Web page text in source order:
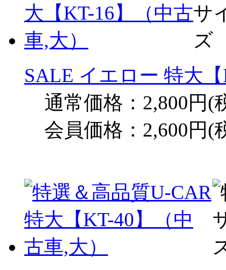
SALE イエロー 特大
通常価格：2,800円(
会員価格：2,600円(